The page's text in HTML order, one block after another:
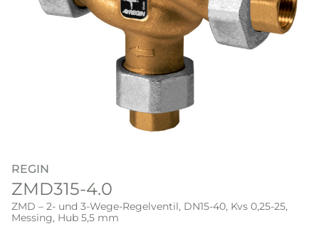
REGIN
ZMD315-4.0
ZMD – 2- und 3-Wege-Regelventil, DN15-40, Kvs 0,25-25,
Messing, Hub 5,5 mm